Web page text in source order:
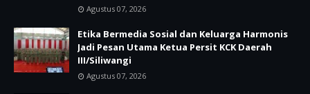
Agustus 07, 2026
Etika Bermedia Sosial dan Keluarga Harmonis
Jadi Pesan Utama Ketua Persit KCK Daerah
III/Siliwangi
Agustus 07, 2026